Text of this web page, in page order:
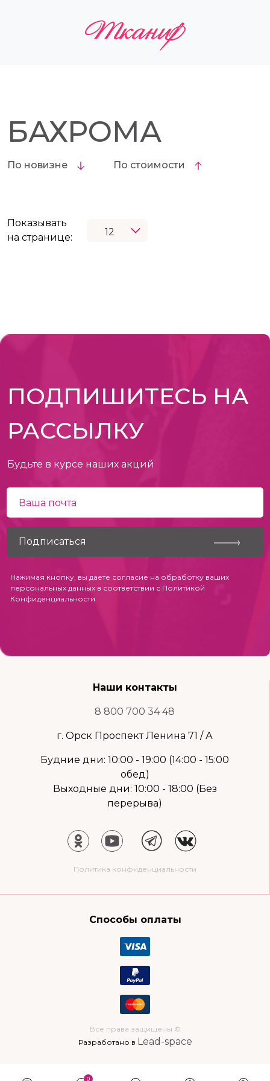
БАХРОМА
По новизне По стоимости
Показывать
на странице:
ПОДПИШИТЕСЬ НА
РАССЫЛКУ
Будьте в курсе наших акций
Нажимая кнопку, вы даете согласие на обработку ваших
персональных данных в соответствии с Политикой
Конфиденциальности
Наши контакты
8 800 700 34 48
г. Орск Проспект Ленина 71 / А
Будние дни: 10:00 - 19:00 (14:00 - 15:00
обед)
Выходные дни: 10:00 - 18:00 (Без
перерыва)
Политика конфиденциальности
Способы оплаты
Все права защищены ©
Разработано в Lead-space
0